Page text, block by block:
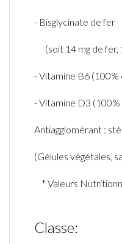
- Bisglycinate de
(soit 14 mg de
- Vitamine B6 (100%
- Vitamine D3 (
Antiagglomérant :
(Gélules végétales,
* Valeurs
Classe: